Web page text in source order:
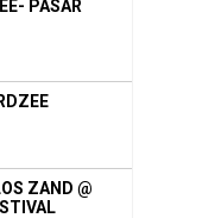
PASAR
ZAND @